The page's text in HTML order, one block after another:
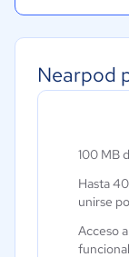
Nearpod
100 MB
Hasta
unirse
Acceso